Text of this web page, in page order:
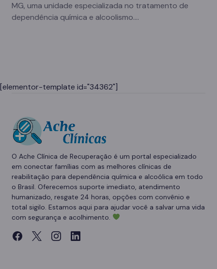
MG, uma unidade especializada no tratamento de
dependência química e alcoolismo.…
[elementor-template id="34362"]
O Ache Clínica de Recuperação é um portal especializado
em conectar famílias com as melhores clínicas de
reabilitação para dependência química e alcoólica em todo
o Brasil. Oferecemos suporte imediato, atendimento
humanizado, resgate 24 horas, opções com convênio e
total sigilo. Estamos aqui para ajudar você a salvar uma vida
com segurança e acolhimento.